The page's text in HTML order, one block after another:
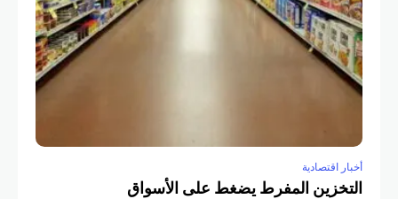
أخبار اقتصادية
التخزين المفرط يضغط على الأسواق